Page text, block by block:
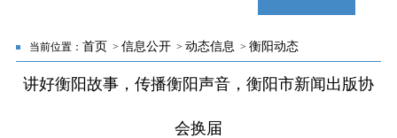
当前位置： 首页 > 信息公开> 动态信息 > 衡阳动态
讲好衡阳故事，传播衡阳声音，衡阳市新闻出版协
会换届